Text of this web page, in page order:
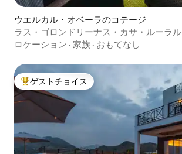
ウエルカル・オベーラのコテージ
ラス・ゴロンドリーナス・カサ・ルーラル
ロケーション · 家族 · おもてなし
大好評のゲストチョイスです。
ゲストチョイス